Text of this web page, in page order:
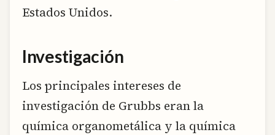
Estados Unidos.
Investigación
Los principales intereses de
investigación de Grubbs eran la
química organometálica y la química